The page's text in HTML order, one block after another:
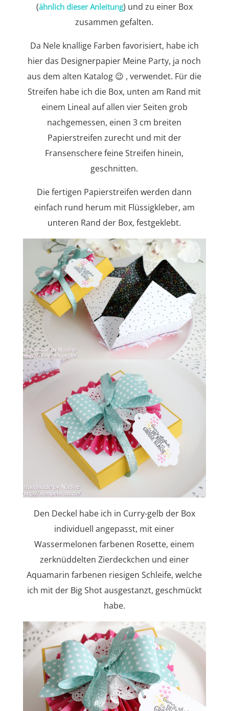
(ähnlich dieser Anleitung) und zu einer Box
zusammen gefalten.
Da Nele knallige Farben favorisiert, habe ich
hier das Designerpapier Meine Party, ja noch
aus dem alten Katalog 😉 , verwendet. Für die
Streifen habe ich die Box, unten am Rand mit
einem Lineal auf allen vier Seiten grob
nachgemessen, einen 3 cm breiten
Papierstreifen zurecht und mit der
Fransenschere feine Streifen hinein,
geschnitten.
Die fertigen Papierstreifen werden dann
einfach rund herum mit Flüssigkleber, am
unteren Rand der Box, festgeklebt.
Den Deckel habe ich in Curry-gelb der Box
individuell angepasst, mit einer
Wassermelonen farbenen Rosette, einem
zerknüddelten Zierdeckchen und einer
Aquamarin farbenen riesigen Schleife, welche
ich mit der Big Shot ausgestanzt, geschmückt
habe.